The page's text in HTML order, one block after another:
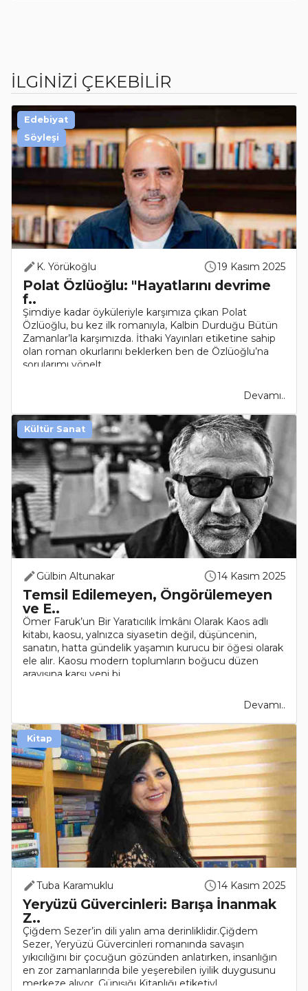
İLGİNİZİ ÇEKEBİLİR
K. Yörükoğlu 19 Kasım 2025
Polat Özlüoğlu: "Hayatlarını devrime
f..
Şimdiye kadar öyküleriyle karşımıza çıkan Polat
Özlüoğlu, bu kez ilk romanıyla, Kalbin Durduğu Bütün
Zamanlar’la karşımızda. İthaki Yayınları etiketine sahip
olan roman okurlarını beklerken ben de Özlüoğlu’na
sorularımı yönelt..
Devamı..
Edebiyat
Söyleşi
Gülbin Altunakar 14 Kasım 2025
Temsil Edilemeyen, Öngörülemeyen
ve E..
Ömer Faruk’un Bir Yaratıcılık İmkânı Olarak Kaos adlı
kitabı, kaosu, yalnızca siyasetin değil, düşüncenin,
sanatın, hatta gündelik yaşamın kurucu bir öğesi olarak
ele alır. Kaosu modern toplumların boğucu düzen
arayışına karşı yeni bi..
Devamı..
Kültür Sanat
Tuba Karamuklu 14 Kasım 2025
Yeryüzü Güvercinleri: Barışa İnanmak
Z..
Çiğdem Sezer’in dili yalın ama derinliklidir.Çiğdem
Sezer, Yeryüzü Güvercinleri romanında savaşın
yıkıcılığını bir çocuğun gözünden anlatırken, insanlığın
en zor zamanlarında bile yeşerebilen iyilik duygusunu
merkeze alıyor. Günışığı Kitaplığı etiketiyl..
Kitap